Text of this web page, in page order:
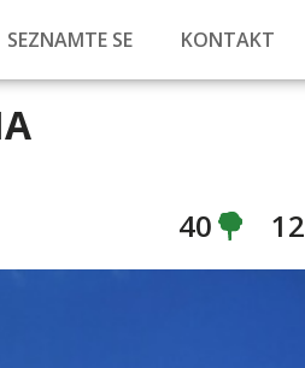
SEZNAMTE SE KONTAKT
40 12